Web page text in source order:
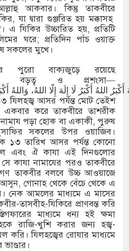
আকবার। কিন্তু তাকবীরে
যা দ্বারা গুঞ্জরিত হয় মক্কাসহ
এ যিকির উচ্চারিত হয়, প্রতিটি
ঘরে; প্রতিদিন পাঁচ ওয়াক্ত
সকলের মুখে।
পুরো বাক্যজুড়ে রয়েছে
বড়ত্ব ও প্রশংসা—
أَكْبَرُ اللهُ أَكْبَرُ لَا إِلَهَ إِلّا اللهُ، وَاللهُ
যিলহজ্ব আসর পর্যন্ত মোট তেইশ
একবার করে তাকবীরে তাশরীক
নামায পড়া হোক বা একাকী, পুরুষ
সকলের উপর ওয়াজিব।
১৩ তারিখ আসর পর্যন্ত কোনো
এবং ঐ কাযা এই দিনগুলোর
কাযা নামাযের পরও তাকবীরে
তাকবীর বলবে উচ্চ আওয়াজে
আসুন, গোনাহ থেকে বেঁচে থেকে এ
নেক আমলের মাধ্যমে এ মাসের
তাসবীহ-যিকিরে প্রাণবন্ত করি
মাধ্যমে ধন্য হই ক্ষমা
রাজি-খুশি করার জন্য হজ্ব-
করি। যিলহজ্বের রোযার মাধ্যমে